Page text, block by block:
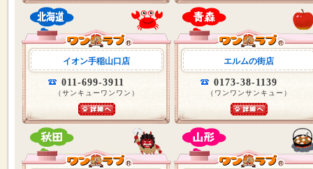
イオン手稲山口店
011-699-3911
（サンキューワンワン）
エルムの街店
0173-38-1139
（ワンワンサンキュー）